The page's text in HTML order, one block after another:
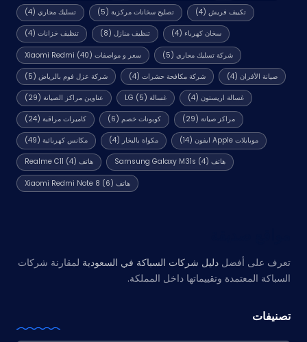
تسليك مجاري(4) تصليح سخانات مركزية (5) تكييف فريش (4)
تنظيف خزانات(4) تنظيف منازل (8) سخان كهرباء (4)
سعر و مواصفات Xiaomi Redmi (40) شركة تسليك مجاري (5)
شركة عزل فوم بالرياض(5) شركة مكافحة حشرات (4) صيانة الأفران (4)
عناوين مراكز الصيانة(29) غسالة LG (5) غسالة اريستون (4)
كاميرات مراقبة(24) كوبونات خصم (6) مراكز صيانة (29)
مكانس كهربائية(49) مكواة بالبخار (4) موبايلات Apple ايفون (14)
هاتف Realme C11 (4) هاتف Samsung Galaxy M31s (4)
هاتف Xiaomi Redmi Note 8 (6)
تعرف على أفضل دليل شركات السباكة في السعودية لمقارنة شركات
السباكة المعتمدة وتقييماتها داخل المملكة.
تصنيفات